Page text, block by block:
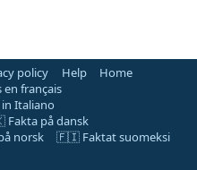
policy Help
Home
français
Italiano
på dansk
norsk
🇫🇮 Faktat suomeksi